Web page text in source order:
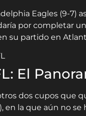
Eagles (9-7)
por completar
su partido en
El
dos cupos que
en la que aún no